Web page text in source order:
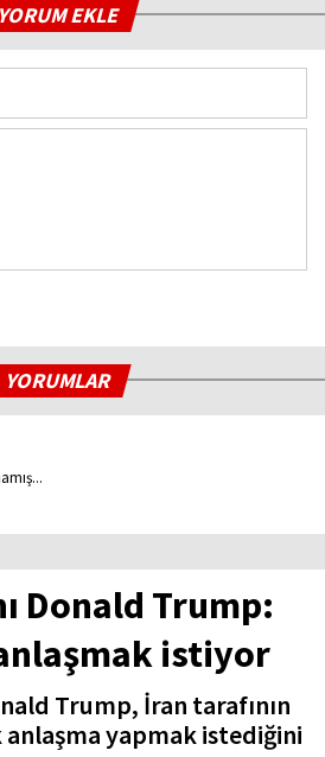
YORUM EKLE
YORUMLAR
Donald Trump:
istiyor
Trump, İran tarafının
anlaşma yapmak istediğini